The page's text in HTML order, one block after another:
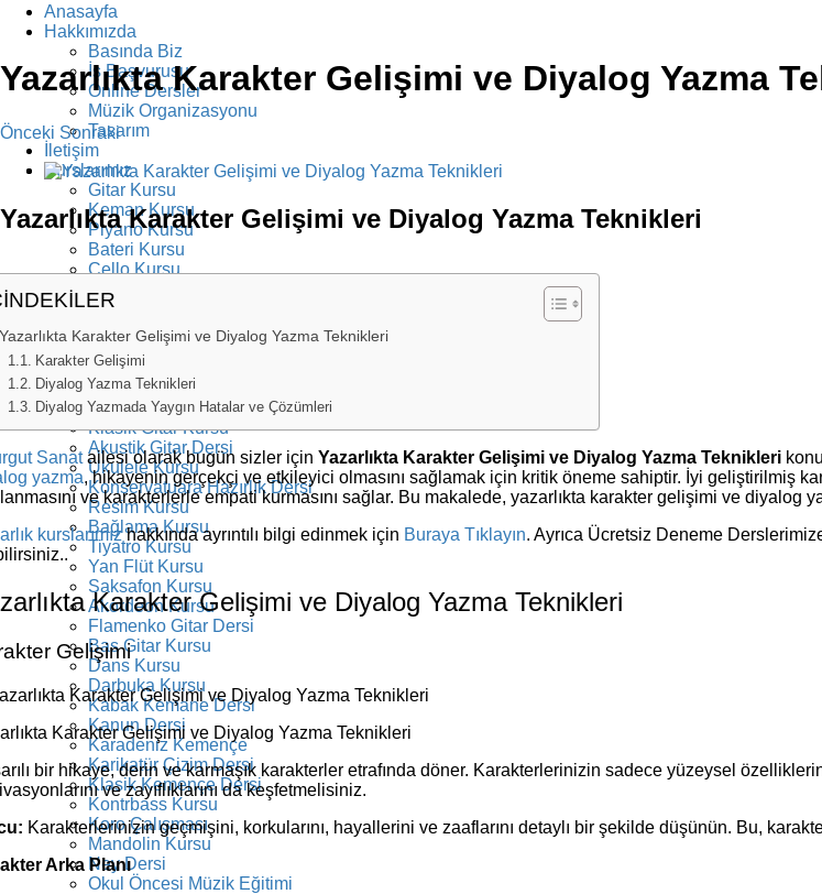
Anasayfa
Hakkımızda
Basında Biz
İş Başvurusu
Online Dersler
Müzik Organizasyonu
Tasarım
İletişim
Kurslarımız
Gitar Kursu
Keman Kursu
Piyano Kursu
Bateri Kursu
Çello Kursu
Şan Dersi
Klarnet Dersi
Diksiyon Kursu
Yazarlık Kursu
Resim Kursu
Fotoğrafçılık Kursu
Elektro Gitar Kursu
Klasik Gitar Kursu
Akustik Gitar Dersi
Ukulele Kursu
Konservatuara Hazırlık Dersi
Resim Kursu
Bağlama Kursu
Tiyatro Kursu
Yan Flüt Kursu
Saksafon Kursu
Akordeon Kursu
Flamenko Gitar Dersi
Bas Gitar Kursu
Dans Kursu
Darbuka Kursu
Kabak Kemane Dersi
Kanun Dersi
Karadeniz Kemençe
Karikatür Çizim Dersi
Klasik Kemençe Dersi
Kontrbass Kursu
Koro Çalışması
Mandolin Kursu
Ney Dersi
Okul Öncesi Müzik Eğitimi
Yazarlıkta Karakter Gelişimi ve Diyalog Yazma
Önceki Sonraki
View
Larger
Image
Yazarlıkta Karakter Gelişimi ve Diyalog Yazma Teknikleri
Yazarlıkta Karakter Gelişimi ve Diyalog Yazma Teknikleri
Karakter Gelişimi
Diyalog Yazma Teknikleri
Diyalog Yazmada Yaygın Hatalar ve Çözümleri
Sanatailesi olarak bugün sizler için Yazarlıkta Karakter Gelişimi ve Diyalog Yazma Teknikleri
yazma, hikayenin gerçekçi ve etkileyici olmasını sağlamak için kritik öneme sahiptir. İyi geliştirilmiş
ve karakterlerle empati kurmasını sağlar. Bu makalede, yazarlıkta karakter gelişimi ve diyalog
kurslarımızhakkında ayrıntılı bilgi edinmek için Buraya Tıklayın. Ayrıca Ücretsiz Deneme
Karakter Gelişimi ve Diyalog Yazma Teknikleri
Gelişimi
Karakter Gelişimi ve Diyalog Yazma Teknikleri
bir hikaye, derin ve karmaşık karakterler etrafında döner. Karakterlerinizin sadece yüzeysel
ve zayıflıklarını da keşfetmelisiniz.
Karakterlerinizin geçmişini, korkularını, hayallerini ve zaaflarını detaylı bir şekilde düşünün. Bu,
Arka Planı